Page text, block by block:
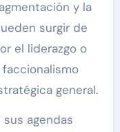
y la
surgir de
el liderazgo o
general.
agendas